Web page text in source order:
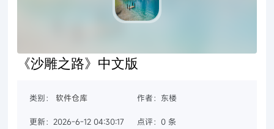
《沙雕之路》中文版
类别： 软件仓库 作者：东楼
更新：2026-6-12 04:30:17 点评：0 条